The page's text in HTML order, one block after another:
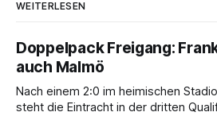
WEITERLESEN
Doppelpack Freigang:
auch Malmö
Nach einem 2:0 im heimischen
steht die Eintracht in der dritten